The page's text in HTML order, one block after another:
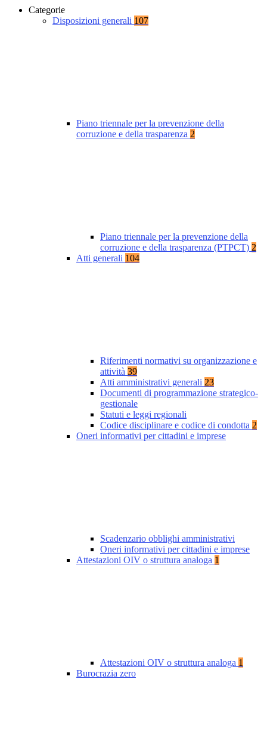
Categorie
Disposizioni generali 107
Piano triennale per la prevenzione della
corruzione e della trasparenza 2
Piano triennale per la prevenzione della
corruzione e della trasparenza (PTPCT) 2
Atti generali 104
Riferimenti normativi su organizzazione e
attività 39
Atti amministrativi generali 23
Documenti di programmazione strategico-
gestionale
Statuti e leggi regionali
Codice disciplinare e codice di condotta 2
Oneri informativi per cittadini e imprese
Scadenzario obblighi amministrativi
Oneri informativi per cittadini e imprese
Attestazioni OIV o struttura analoga 1
Attestazioni OIV o struttura analoga 1
Burocrazia zero